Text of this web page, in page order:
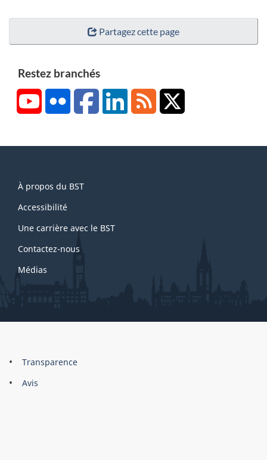
Partagez cette page
Restez branchés
YouTubeFlickr FacebookLinkedInRSS
this
site
À propos du BST
Accessibilité
Une carrière avec le BST
Contactez-nous
Médias
About
this
Brand
Transparence
Avis